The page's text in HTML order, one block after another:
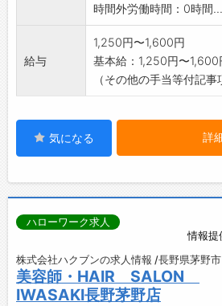
時間外労働時間：0時間...
給与
1,250円〜1,600円
基本給：1,250円〜1,600
（その他の手当等付記事
気になる 詳
情報提
ハローワーク求人
株式会社ハクブンの求人情報 /長野県茅野市
美容師・HAIR SALON
IWASAKI長野茅野店